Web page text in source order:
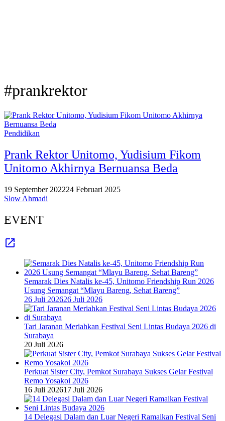
#prankrektor
Pendidikan
Prank Rektor Unitomo, Yudisium Fikom
Unitomo Akhirnya Bernuansa Beda
19 September 202224 Februari 2025
Slow Ahmadi
EVENT
Semarak Dies Natalis ke-45, Unitomo Friendship Run 2026
Usung Semangat “Mlayu Bareng, Sehat Bareng”
26 Juli 202626 Juli 2026
Tari Jaranan Meriahkan Festival Seni Lintas Budaya 2026 di
Surabaya
20 Juli 2026
Perkuat Sister City, Pemkot Surabaya Sukses Gelar Festival
Remo Yosakoi 2026
16 Juli 202617 Juli 2026
14 Delegasi Dalam dan Luar Negeri Ramaikan Festival Seni